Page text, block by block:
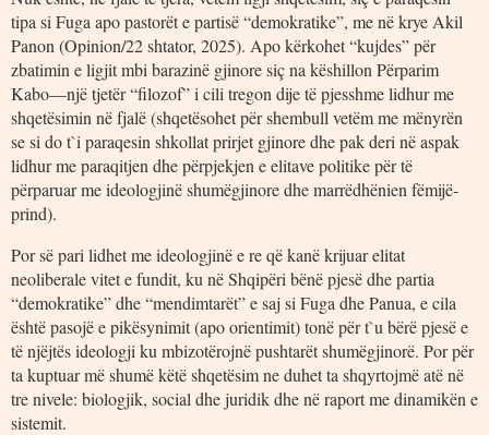
tipa si Fuga apo pastorët e partisë “demokratike”, me në krye Akil
Panon (Opinion/22 shtator, 2025). Apo kërkohet “kujdes” për
zbatimin e ligjit mbi barazinë gjinore siç na këshillon Përparim
Kabo—një tjetër “filozof” i cili tregon dije të pjesshme lidhur me
shqetësimin në fjalë (shqetësohet për shembull vetëm me mënyrën
se si do t`i paraqesin shkollat prirjet gjinore dhe pak deri në aspak
lidhur me paraqitjen dhe përpjekjen e elitave politike për të
përparuar me ideologjinë shumëgjinore dhe marrëdhënien fëmijë-
prind).
Por së pari lidhet me ideologjinë e re që kanë krijuar elitat
neoliberale vitet e fundit, ku në Shqipëri bënë pjesë dhe partia
“demokratike” dhe “mendimtarët” e saj si Fuga dhe Panua, e cila
është pasojë e pikësynimit (apo orientimit) tonë për t`u bërë pjesë e
të njëjtës ideologji ku mbizotërojnë pushtarët shumëgjinorë. Por për
ta kuptuar më shumë këtë shqetësim ne duhet ta shqyrtojmë atë në
tre nivele: biologjik, social dhe juridik dhe në raport me dinamikën e
sistemit.